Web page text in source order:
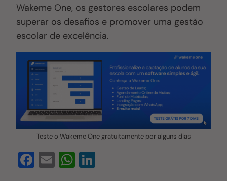
Wakeme One, os gestores escolares podem
superar os desafios e promover uma gestão
escolar de excelência.
Teste o Wakeme One gratuitamente por alguns dias
F E W